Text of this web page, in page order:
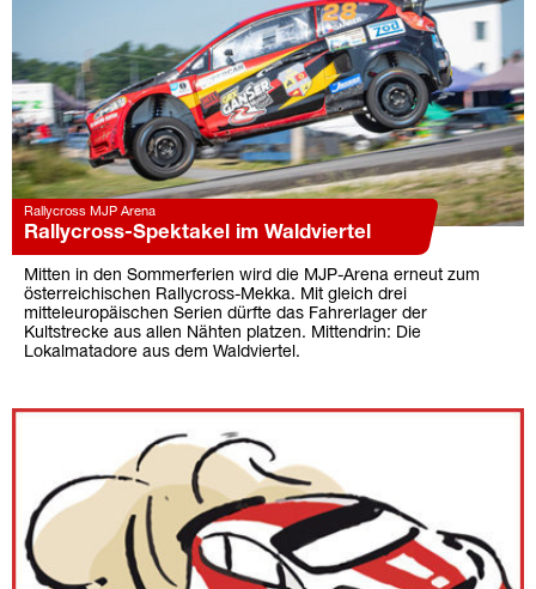
Rallycross MJP Arena
Rallycross-Spektakel im Waldviertel
Mitten in den Sommerferien wird die MJP-Arena erneut zum
österreichischen Rallycross-Mekka. Mit gleich drei
mitteleuropäischen Serien dürfte das Fahrerlager der
Kultstrecke aus allen Nähten platzen. Mittendrin: Die
Lokalmatadore aus dem Waldviertel.